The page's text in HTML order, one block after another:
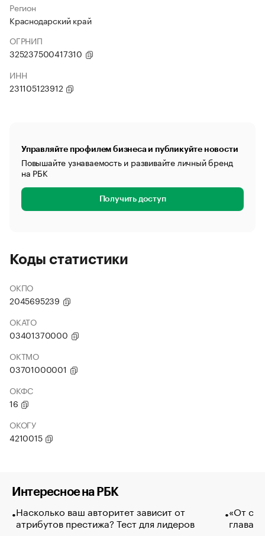
Регион
Краснодарский край
ОГРНИП
325237500417310
ИНН
231105123912
Управляйте профилем бизнеса и публикуйте новости
Повышайте узнаваемость и развивайте личный бренд
на РБК
Получить доступ
Коды статистики
ОКПО
2045695239
ОКАТО
03401370000
ОКТМО
03701000001
ОКФС
16
ОКОГУ
4210015
Интересное на РБК
Насколько ваш авторитет зависит от
атрибутов престижа? Тест для лидеров
«От
глава